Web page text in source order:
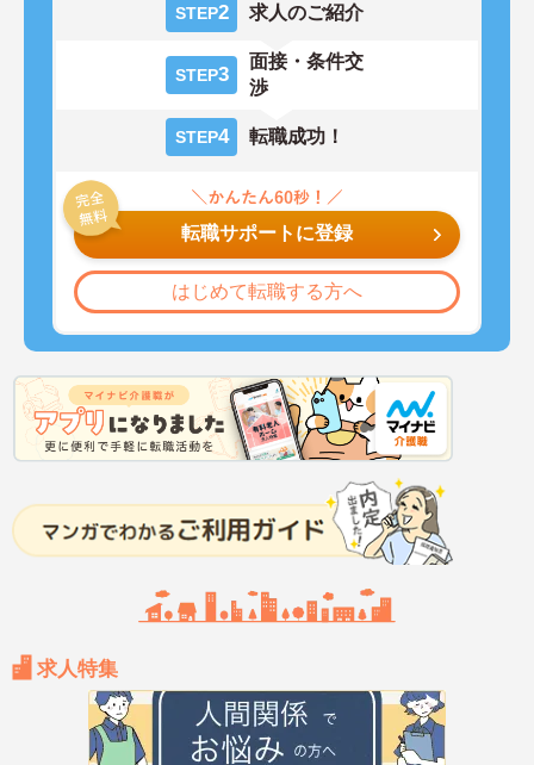
STEP2 求人のご紹介
STEP3
面接・条件交
渉
STEP4 転職成功！
転職サポートに登録
はじめて転職する方へ
求人特集